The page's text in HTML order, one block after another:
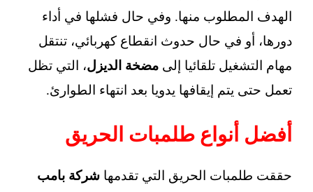
الهدف المطلوب منها. وفي حال فشلها في أداء
دورها، أو في حال حدوث انقطاع كهربائي، تنتقل
مهام التشغيل تلقائيا إلى مضخة الديزل، التي تظل
تعمل حتى يتم إيقافها يدويا بعد انتهاء الطوارئ.
أفضل أنواع طلمبات الحريق
حققت طلمبات الحريق التي تقدمها شركة بامب